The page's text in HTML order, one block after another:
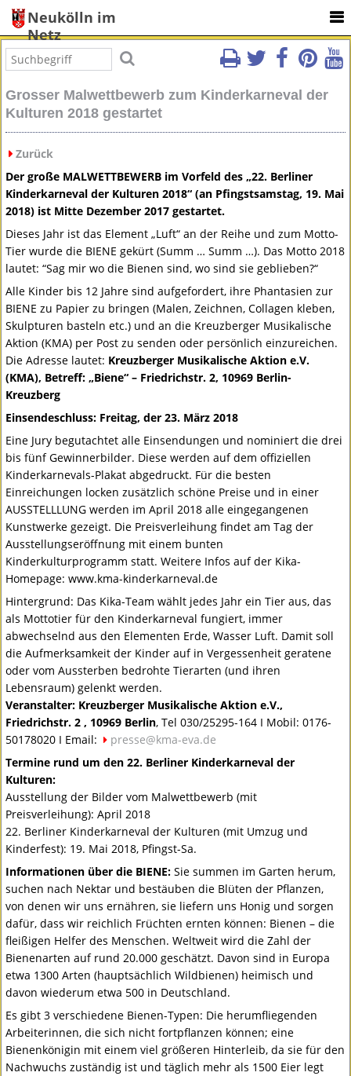
Neukölln im
Netz
Grosser Malwettbewerb zum Kinderkarneval der
Kulturen 2018 gestartet
Zurück
Der große MALWETTBEWERB im Vorfeld des „22. Berliner
Kinderkarneval der Kulturen 2018“ (an Pfingstsamstag, 19. Mai
2018) ist Mitte Dezember 2017 gestartet.
Dieses Jahr ist das Element „Luft“ an der Reihe und zum Motto-
Tier wurde die BIENE gekürt (Summ … Summ …). Das Motto 2018
lautet: “Sag mir wo die Bienen sind, wo sind sie geblieben?“
Alle Kinder bis 12 Jahre sind aufgefordert, ihre Phantasien zur
BIENE zu Papier zu bringen (Malen, Zeichnen, Collagen kleben,
Skulpturen basteln etc.) und an die Kreuzberger Musikalische
Aktion (KMA) per Post zu senden oder persönlich einzureichen.
Die Adresse lautet: Kreuzberger Musikalische Aktion e.V.
(KMA), Betreff: „Biene“ – Friedrichstr. 2, 10969 Berlin-
Kreuzberg
Einsendeschluss: Freitag, der 23. März 2018
Eine Jury begutachtet alle Einsendungen und nominiert die drei
bis fünf Gewinnerbilder. Diese werden auf dem offiziellen
Kinderkarnevals-Plakat abgedruckt. Für die besten
Einreichungen locken zusätzlich schöne Preise und in einer
AUSSTELLLUNG werden im April 2018 alle eingegangenen
Kunstwerke gezeigt. Die Preisverleihung findet am Tag der
Ausstellungseröffnung mit einem bunten
Kinderkulturprogramm statt. Weitere Infos auf der Kika-
Homepage: www.kma-kinderkarneval.de
Hintergrund: Das Kika-Team wählt jedes Jahr ein Tier aus, das
als Mottotier für den Kinderkarneval fungiert, immer
abwechselnd aus den Elementen Erde, Wasser Luft. Damit soll
die Aufmerksamkeit der Kinder auf in Vergessenheit geratene
oder vom Aussterben bedrohte Tierarten (und ihren
Lebensraum) gelenkt werden.
Veranstalter: Kreuzberger Musikalische Aktion e.V.,
Friedrichstr. 2 , 10969 Berlin, Tel 030/25295-164 I Mobil: 0176-
50178020 I Email:
presse@kma-eva.de
Termine rund um den 22. Berliner Kinderkarneval der
Kulturen:
Ausstellung der Bilder vom Malwettbewerb (mit
Preisverleihung): April 2018
22. Berliner Kinderkarneval der Kulturen (mit Umzug und
Kinderfest): 19. Mai 2018, Pfingst-Sa.
Informationen über die BIENE: Sie summen im Garten herum,
suchen nach Nektar und bestäuben die Blüten der Pflanzen,
von denen wir uns ernähren, sie liefern uns Honig und sorgen
dafür, dass wir reichlich Früchten ernten können: Bienen – die
fleißigen Helfer des Menschen. Weltweit wird die Zahl der
Bienenarten auf rund 20.000 geschätzt. Davon sind in Europa
etwa 1300 Arten (hauptsächlich Wildbienen) heimisch und
davon wiederum etwa 500 in Deutschland.
Es gibt 3 verschiedene Bienen-Typen: Die herumfliegenden
Arbeiterinnen, die sich nicht fortpflanzen können; eine
Bienenkönigin mit einem viel größeren Hinterleib, da sie für den
Nachwuchs zuständig ist und täglich mehr als 1500 Eier legt